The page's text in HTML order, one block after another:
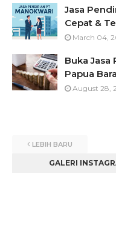
Jasa
Cepat &
March 04,
Buka Jasa
Papua
August 28,
LEBIH BARU
GALERI